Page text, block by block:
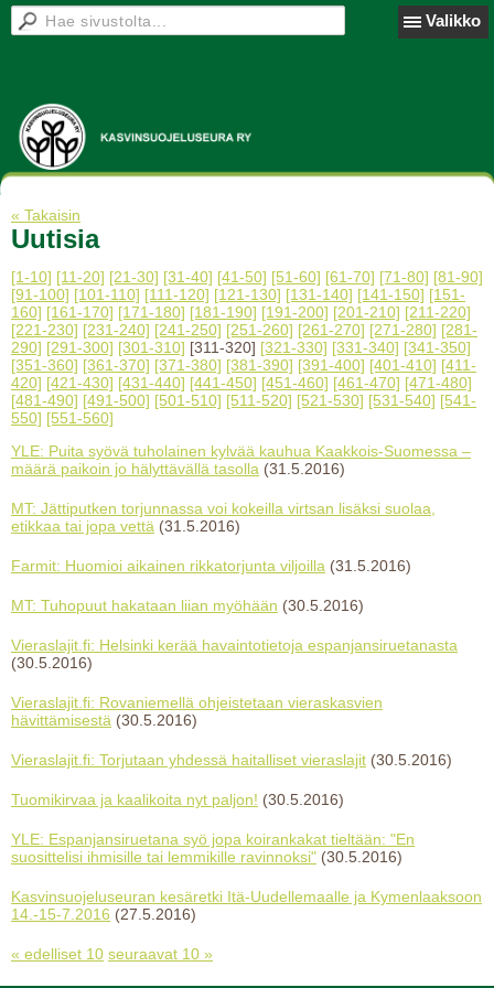
Valikko
« Takaisin
Uutisia
[1-10] [11-20] [21-30] [31-40] [41-50] [51-60] [61-70] [71-80] [81-90]
[91-100] [101-110] [111-120] [121-130] [131-140] [141-150] [151-
160] [161-170] [171-180] [181-190] [191-200] [201-210] [211-220]
[221-230] [231-240] [241-250] [251-260] [261-270] [271-280] [281-
290] [291-300] [301-310] [311-320] [321-330] [331-340] [341-350]
[351-360] [361-370] [371-380] [381-390] [391-400] [401-410] [411-
420] [421-430] [431-440] [441-450] [451-460] [461-470] [471-480]
[481-490] [491-500] [501-510] [511-520] [521-530] [531-540] [541-
550] [551-560]
YLE: Puita syövä tuholainen kylvää kauhua Kaakkois-Suomessa –
määrä paikoin jo hälyttävällä tasolla (31.5.2016)
MT: Jättiputken torjunnassa voi kokeilla virtsan lisäksi suolaa,
etikkaa tai jopa vettä (31.5.2016)
Farmit: Huomioi aikainen rikkatorjunta viljoilla (31.5.2016)
MT: Tuhopuut hakataan liian myöhään (30.5.2016)
Vieraslajit.fi: Helsinki kerää havaintotietoja espanjansiruetanasta
(30.5.2016)
Vieraslajit.fi: Rovaniemellä ohjeistetaan vieraskasvien
hävittämisestä (30.5.2016)
Vieraslajit.fi: Torjutaan yhdessä haitalliset vieraslajit (30.5.2016)
Tuomikirvaa ja kaalikoita nyt paljon! (30.5.2016)
YLE: Espanjansiruetana syö jopa koirankakat tieltään: "En
suosittelisi ihmisille tai lemmikille ravinnoksi" (30.5.2016)
Kasvinsuojeluseuran kesäretki Itä-Uudellemaalle ja Kymenlaaksoon
14.-15-7.2016 (27.5.2016)
« edelliset 10 seuraavat 10 »